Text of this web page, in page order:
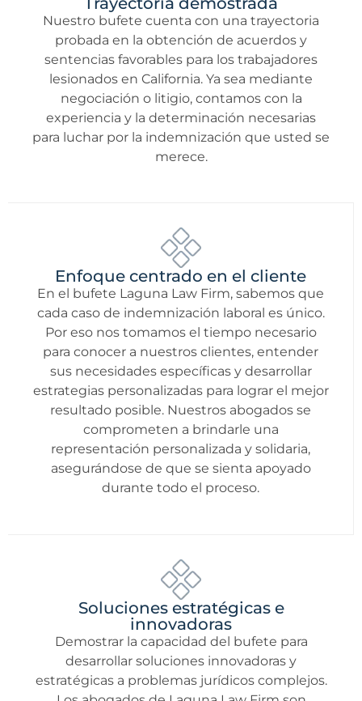
Nuestro bufete cuenta con una trayectoria
probada en la obtención de acuerdos y
sentencias favorables para los trabajadores
lesionados en California. Ya sea mediante
negociación o litigio, contamos con la
experiencia y la determinación necesarias
para luchar por la indemnización que usted se
merece.
Enfoque centrado en el cliente
En el bufete Laguna Law Firm, sabemos que
cada caso de indemnización laboral es único.
Por eso nos tomamos el tiempo necesario
para conocer a nuestros clientes, entender
sus necesidades específicas y desarrollar
estrategias personalizadas para lograr el mejor
resultado posible. Nuestros abogados se
comprometen a brindarle una
representación personalizada y solidaria,
asegurándose de que se sienta apoyado
durante todo el proceso.
Soluciones estratégicas e
innovadoras
Demostrar la capacidad del bufete para
desarrollar soluciones innovadoras y
estratégicas a problemas jurídicos complejos.